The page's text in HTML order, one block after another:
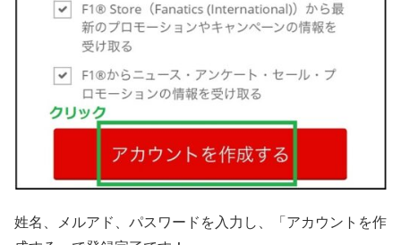
姓名、メルアド、パスワードを入力し、「アカウントを作